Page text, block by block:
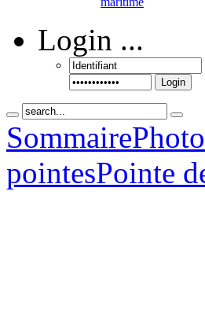
Login ...
Login
Sommaire
pointesPointe